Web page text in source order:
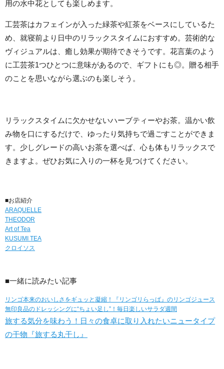
用の水中花としても楽しめます。
工芸茶はカフェインが入った緑茶や紅茶をベースにしているた
め、就寝前より日中のリラックスタイムにおすすめ。芸術的な
ヴィジュアルは、癒し効果が期待できそうです。花言葉のよう
に工芸茶1つひとつに意味があるので、ギフトにも◎。贈る相手
のことを思いながら選ぶのも楽しそう。
リラックスタイムに欠かせないハーブティーやお茶。温かい飲
み物を口にするだけで、ゆったり気持ちで過ごすことができま
す。少しグレードの高いお茶を選べば、心も体もリラックスで
きますよ。ぜひお気に入りの一杯を見つけてください。
■お店紹介
ARAQUELLE
THEODOR
Art of Tea
KUSUMI TEA
クロイソス
■一緒に読みたい記事
リンゴ本来のおいしさをギュッと凝縮！『リンゴリらっぱ』のリンゴジュース
無印良品のドレッシングに“ちょい足し”！毎日楽しいサラダ週間
旅する気分を味わう！日々の食卓に取り入れたいニュータイプ
の干物『旅する丸干し』